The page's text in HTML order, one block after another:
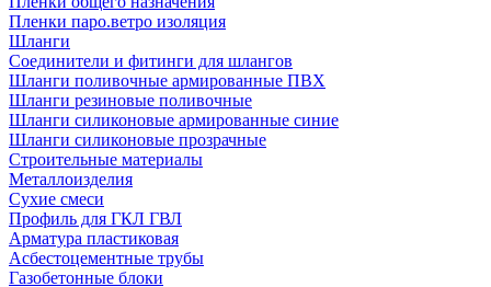
Пленки паро.ветро изоляция
Шланги
Соединители и фитинги для шлангов
Шланги поливочные армированные ПВХ
Шланги резиновые поливочные
Шланги силиконовые армированные синие
Шланги силиконовые прозрачные
Строительные материалы
Металлоизделия
Сухие смеси
Профиль для ГКЛ ГВЛ
Арматура пластиковая
Асбестоцементные трубы
Газобетонные блоки